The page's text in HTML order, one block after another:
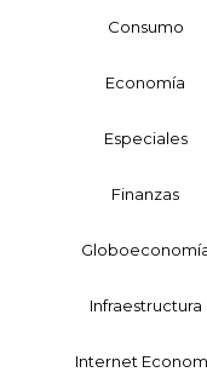
Consumo
Economía
Especiales
Finanzas
Infraestructura
Internet